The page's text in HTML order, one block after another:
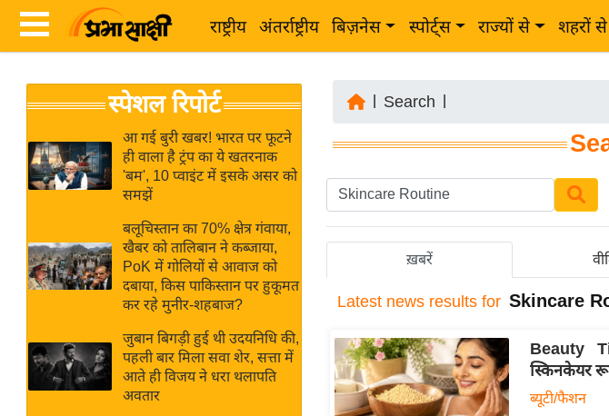
राष्ट्रीय अंतर्राष्ट्रीय बिज़नेस स्पोर्ट्स राज्यों से शहरों से
News
Hindi
Live
News in
Hindi
ख
ब
र
अंतर्राष्ट्रीय
बिज़नेस
विशेषज्ञ
राय
स्पेशल रिपोर्ट
आ गई बुरी खबर! भारत पर फूटने
ही वाला है ट्रंप का ये खतरनाक
'बम', 10 प्वाइंट में इसके असर को
समझें
बलूचिस्तान का 70% क्षेत्र गंवाया,
खैबर को तालिबान ने कब्जाया,
PoK में गोलियों से आवाज को
दबाया, किस पाकिस्तान पर हुकूमत
कर रहे मुनीर-शहबाज?
जुबान बिगड़ी हुई थी उदयनिधि की,
पहली बार मिला सवा शेर, सत्ता में
आते ही विजय ने धरा थलापति
अवतार
Search
ख़बरें
Latest news results for Skincare
Beauty
स्किनकेयर
ब्यूटी/फैशन